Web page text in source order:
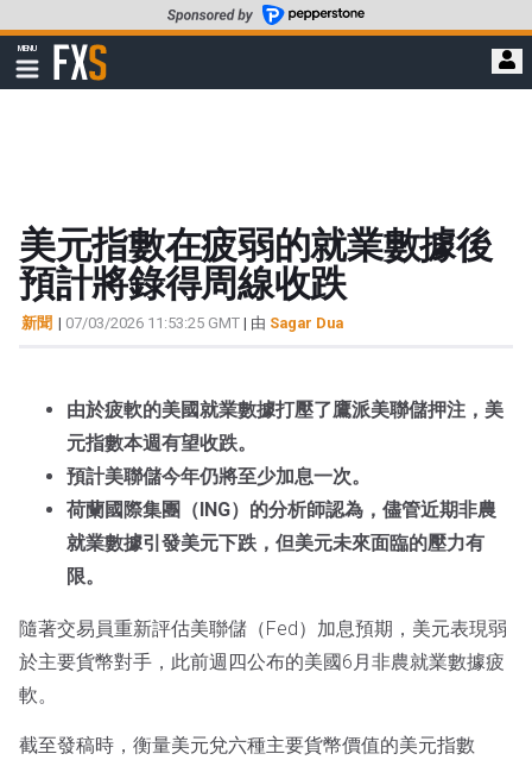
至
要
MENU
顯
示
FXStreet
美元指數在疲弱的就業數據後
預計將錄得周線收跌
新聞 | 07/03/2026 11:53:25 GMT | 由 Sagar Dua
由於疲軟的美國就業數據打壓了鷹派美聯儲押注，美
元指數本週有望收跌。
預計美聯儲今年仍將至少加息一次。
荷蘭國際集團（ING）的分析師認為，儘管近期非農
就業數據引發美元下跌，但美元未來面臨的壓力有
限。
隨著交易員重新評估美聯儲（Fed）加息預期，美元表現弱
於主要貨幣對手，此前週四公布的美國6月非農就業數據疲
軟。
截至發稿時，衡量美元兌六種主要貨幣價值的美元指數